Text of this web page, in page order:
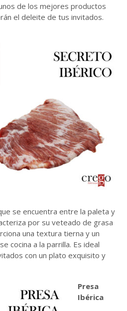
de los mejores productos
el deleite de tus invitados.
se encuentra entre la paleta y
por su veteado de grasa
una textura tierna y un
cocina a la parrilla. Es ideal
con un plato exquisito y
Presa
Ibérica